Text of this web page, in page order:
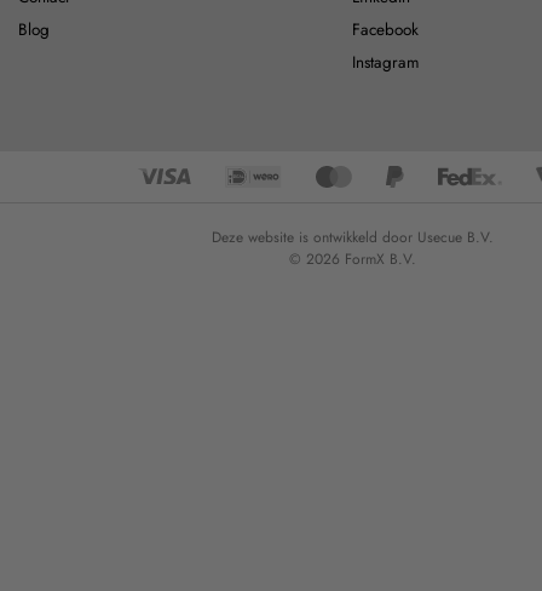
Blog
Facebook
Instagram
Deze website is ontwikkeld door Usecue B.V.
© 2026 FormX B.V.